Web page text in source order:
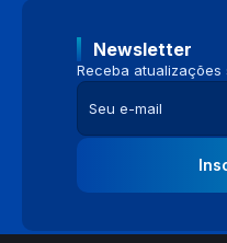
Newsletter
Receba